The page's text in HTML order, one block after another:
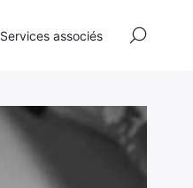
Services associés